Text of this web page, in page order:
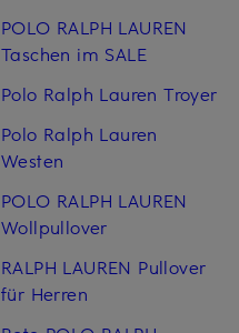
POLO RALPH LAUREN
Taschen im SALE
Polo Ralph Lauren Troyer
Polo Ralph Lauren
Westen
POLO RALPH LAUREN
Wollpullover
RALPH LAUREN Pullover
für Herren